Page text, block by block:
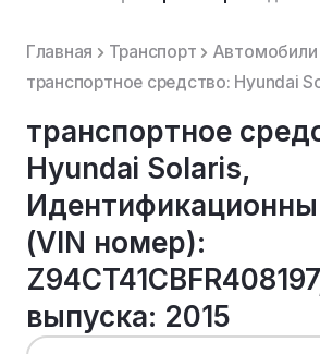
Главная Транспорт
Автомобили
транспортное
Hyundai Solaris,
(VIN номер):
выпуска: 2015